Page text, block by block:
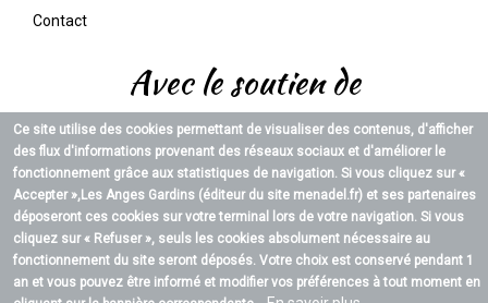
Contact
Avec le soutien de
Ce site utilise des cookies permettant de visualiser des contenus, d'afficher
des flux d'informations provenant des réseaux sociaux et d'améliorer le
fonctionnement grâce aux statistiques de navigation. Si vous cliquez sur «
Accepter »,Les Anges Gardins (éditeur du site menadel.fr)et ses partenaires
déposeront ces cookies sur votre terminal lors de votre navigation. Si vous
cliquez sur « Refuser », seuls les cookies absolument nécessaire au
fonctionnement du site seront déposés. Votre choix est conservé pendant 1
an et vous pouvez être informé et modifier vos préférences à tout moment en